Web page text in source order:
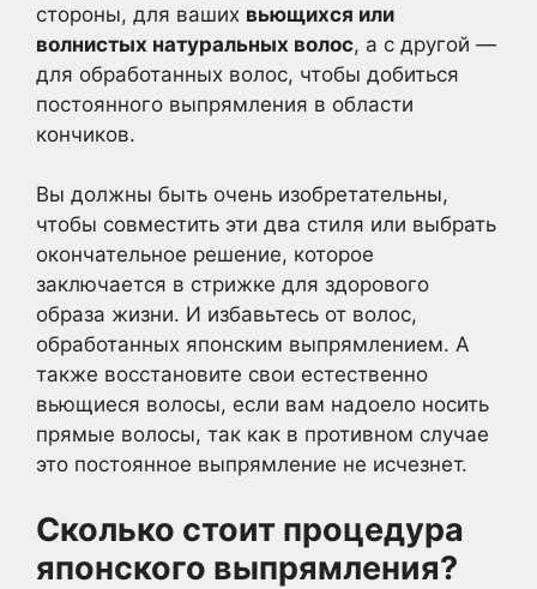
стороны, для ваших вьющихся или
волнистых натуральных волос, а с другой —
для обработанных волос, чтобы добиться
постоянного выпрямления в области
кончиков.
Вы должны быть очень изобретательны,
чтобы совместить эти два стиля или выбрать
окончательное решение, которое
заключается в стрижке для здорового
образа жизни. И избавьтесь от волос,
обработанных японским выпрямлением. А
также восстановите свои естественно
вьющиеся волосы, если вам надоело носить
прямые волосы, так как в противном случае
это постоянное выпрямление не исчезнет.
Сколько стоит процедура
японского выпрямления?